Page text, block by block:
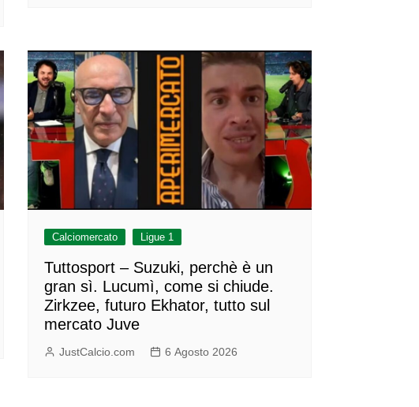
Calciomercato Ligue 1
Tuttosport – Suzuki, perchè è un
gran sì. Lucumì, come si chiude.
Zirkzee, futuro Ekhator, tutto sul
mercato Juve
JustCalcio.com 6 Agosto 2026